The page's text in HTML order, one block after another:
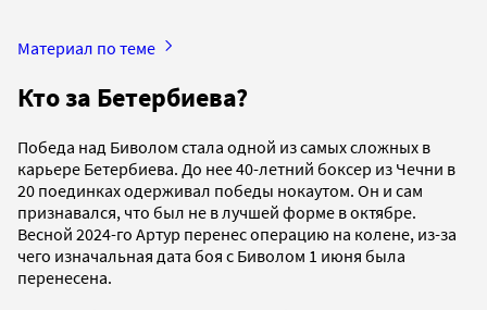
Материал по теме
Кто за Бетербиева?
Победа над Биволом стала одной из самых сложных в
карьере Бетербиева. До нее 40-летний боксер из Чечни в
20 поединках одерживал победы нокаутом. Он и сам
признавался, что был не в лучшей форме в октябре.
Весной 2024-го Артур перенес операцию на колене, из-за
чего изначальная дата боя с Биволом 1 июня была
перенесена.